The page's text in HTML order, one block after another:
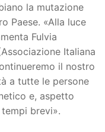
la mutazione
Paese. «Alla luce
Fulvia
Italiana
il nostro
a tutte le persone
e, aspetto
brevi».